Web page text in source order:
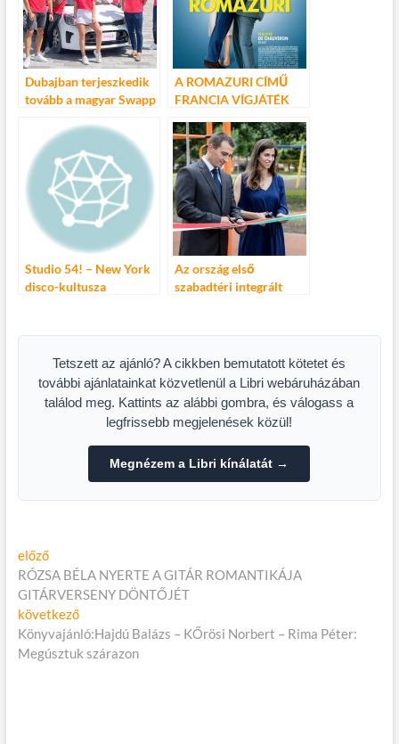
Dubajban terjeszkedik
tovább a magyar Swapp
A ROMAZURI CÍMŰ
FRANCIA VÍGJÁTÉK
BUDAPESTEN
Studio 54! – New York
disco-kultusza
Az ország első
szabadtéri integrált
Tetszett az ajánló? A cikkben bemutatott kötetet és
további ajánlatainkat közvetlenül a Libri webáruházában
találod meg. Kattints az alábbi gombra, és válogass a
legfrissebb megjelenések közül!
Megnézem a Libri kínálatát →
Bejegyzés
navigáció
előzőElőző
cikk:
RÓZSA BÉLA NYERTE A GITÁR ROMANTIKÁJA
GITÁRVERSENY DÖNTŐJÉT
következőKövetkező
cikk:
Könyvajánló:Hajdú Balázs – KŐrösi Norbert – Rima Péter:
Megúsztuk szárazon